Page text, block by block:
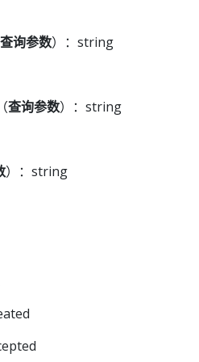
查询参数）：string
（查询参数）：string
）：string